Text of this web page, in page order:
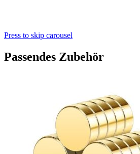
Press to skip carousel
Passendes Zubehör